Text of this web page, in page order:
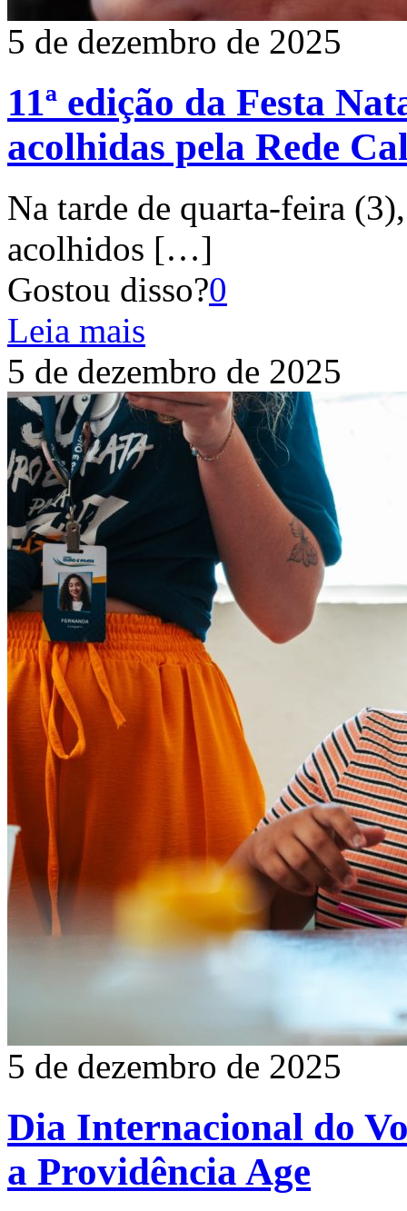
5 de dezembro de 2025
11ª edição da Festa
acolhidas pela Rede
Na tarde de quarta-feira
acolhidos […]
Gostou disso?0
Leia mais
5 de dezembro de 2025
5 de dezembro de 2025
Dia Internacional do
a Providência Age